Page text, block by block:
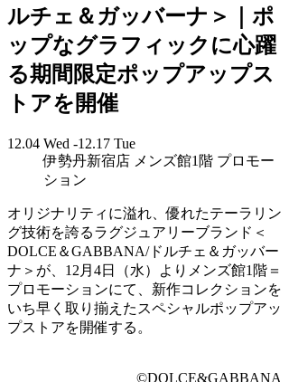
ルチェ＆ガッバーナ＞｜ポ
ップなグラフィックに心躍
る期間限定ポップアップス
トアを開催
12.04 Wed -12.17 Tue
伊勢丹新宿店 メンズ館1階 プロモー
ション
オリジナリティに溢れ、優れたテーラリン
グ技術を誇るラグジュアリーブランド＜
DOLCE＆GABBANA/ドルチェ＆ガッバー
ナ＞が、12月4日（水）よりメンズ館1階＝
プロモーションにて、新作コレクションを
いち早く取り揃えたスペシャルポップアッ
プストアを開催する。
©DOLCE&GABBANA